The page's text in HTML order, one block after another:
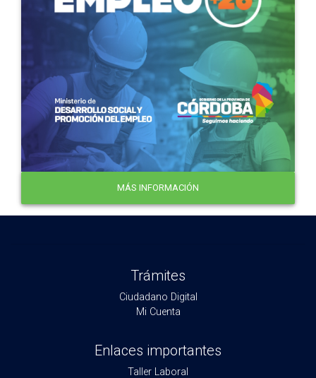
MÁS INFORMACIÓN
Trámites
Ciudadano Digital
Mi Cuenta
Enlaces importantes
Taller Laboral